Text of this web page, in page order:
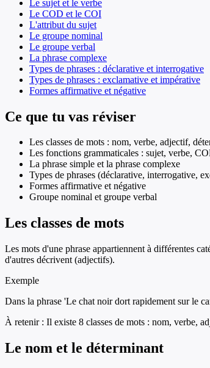
Le sujet et le verbe
Le COD et le COI
L'attribut du sujet
Le groupe nominal
Le groupe verbal
La phrase complexe
Types de phrases : déclarative et interrogative
Types de phrases : exclamative et impérative
Formes affirmative et négative
Ce que tu vas réviser
Les classes de mots : nom, verbe, adjectif,
Les fonctions grammaticales : sujet, verbe,
La phrase simple et la phrase complexe
Types de phrases (déclarative, interrogative,
Formes affirmative et négative
Groupe nominal et groupe verbal
Les classes de mots
Les mots d'une phrase appartiennent à différentes
d'autres décrivent (adjectifs).
Exemple
Dans la phrase 'Le chat noir dort rapidement sur le
À retenir : Il existe 8 classes de mots : nom, verbe,
Le nom et le déterminant